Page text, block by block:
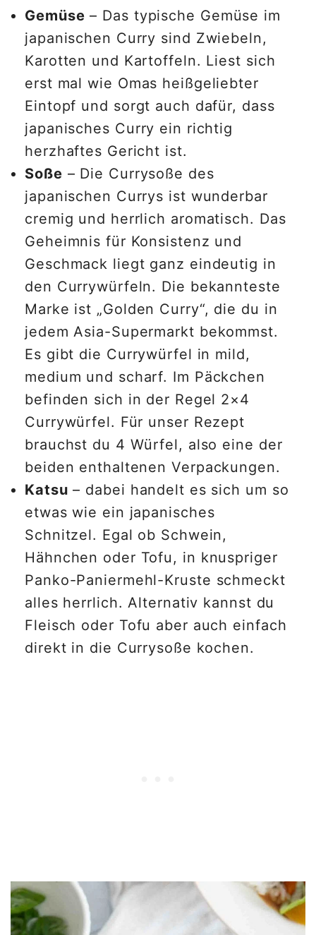
Gemüse – Das typische Gemüse im
japanischen Curry sind Zwiebeln,
Karotten und Kartoffeln. Liest sich
erst mal wie Omas heißgeliebter
Eintopf und sorgt auch dafür, dass
japanisches Curry ein richtig
herzhaftes Gericht ist.
Soße – Die Currysoße des
japanischen Currys ist wunderbar
cremig und herrlich aromatisch. Das
Geheimnis für Konsistenz und
Geschmack liegt ganz eindeutig in
den Currywürfeln. Die bekannteste
Marke ist „Golden Curry“, die du in
jedem Asia-Supermarkt bekommst.
Es gibt die Currywürfel in mild,
medium und scharf. Im Päckchen
befinden sich in der Regel 2×4
Currywürfel. Für unser Rezept
brauchst du 4 Würfel, also eine der
beiden enthaltenen Verpackungen.
Katsu – dabei handelt es sich um so
etwas wie ein japanisches
Schnitzel. Egal ob Schwein,
Hähnchen oder Tofu, in knuspriger
Panko-Paniermehl-Kruste schmeckt
alles herrlich. Alternativ kannst du
Fleisch oder Tofu aber auch einfach
direkt in die Currysoße kochen.